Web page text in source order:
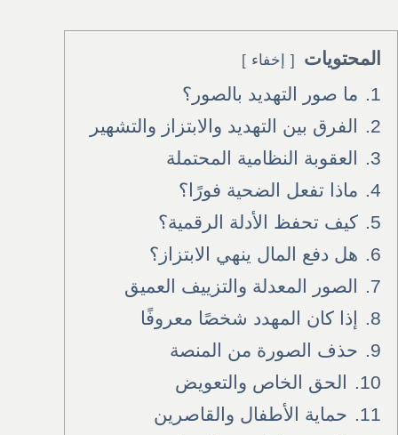
المحتويات إخفاء
1.
ما صور التهديد بالصور؟
2.
الفرق بين التهديد والابتزاز والتشهير
3.
العقوبة النظامية المحتملة
4.
ماذا تفعل الضحية فورًا؟
5.
كيف تحفظ الأدلة الرقمية؟
6.
هل دفع المال ينهي الابتزاز؟
7.
الصور المعدلة والتزييف العميق
8.
إذا كان المهدد شخصًا معروفًا
9.
حذف الصورة من المنصة
10.
الحق الخاص والتعويض
11.
حماية الأطفال والقاصرين